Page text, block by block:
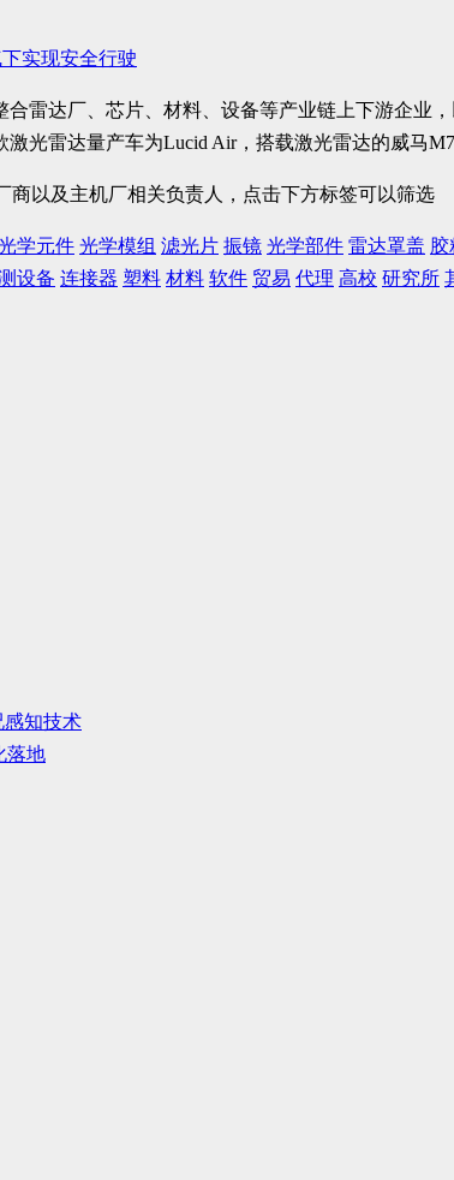
实现安全行驶
雷达厂、芯片、材料、设备等产业链上下游企业
商以及主机厂相关负责人，点击下方标签可以筛选
学元件 光学模组 滤光片 振镜 光学部件 雷达罩盖 胶
设备 连接器 塑料 材料 软件 贸易 代理 高校 研究所
感知技术
落地